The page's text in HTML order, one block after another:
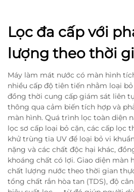
Lọc đa cấp với
lượng theo thời
Máy làm mát nước có màn hình
nhiều cấp độ tiên tiến nhằm loại
đồng thời cung cấp giám sát liên
thông qua cảm biến tích hợp và
màn hình. Quá trình lọc toàn diện
lọc sơ cấp loại bỏ cặn, các cấp lọc
khử trùng tia UV để loại bỏ vi
nặng và các chất độc hại khác,
khoáng chất có lợi. Giao diện màn
chất lượng nước theo thời gian
tổng chất rắn hòa tan (TDS), độ